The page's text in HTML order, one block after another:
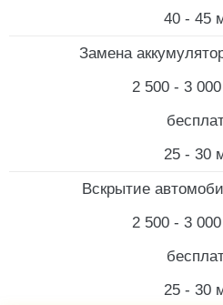
40 - 45
Замена
2 500 - 3
25 - 30
Вскрытие
2 500 - 3
25 - 30